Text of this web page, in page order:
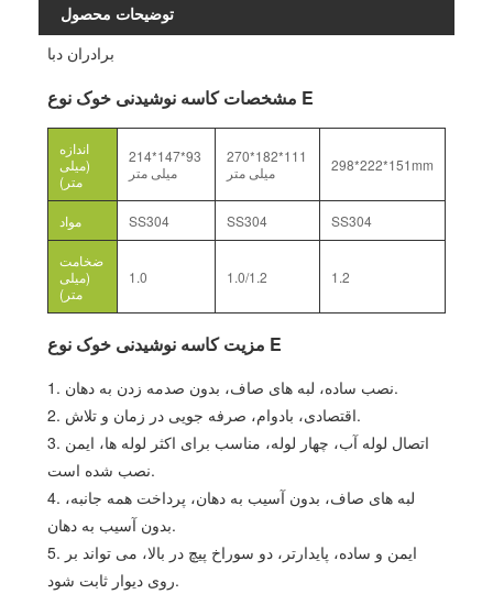
توضیحات محصول
برادران دبا
مشخصات کاسه نوشیدنی خوک نوع E
اندازه
(میلی
متر)
214*147*93
میلی متر
270*182*111
میلی متر
298*222*151mm
مواد SS304 SS304 SS304
ضخامت
(میلی
متر)
1.0 1.0/1.2 1.2
مزیت کاسه نوشیدنی خوک نوع E
1. نصب ساده، لبه های صاف، بدون صدمه زدن به دهان.
2. اقتصادی، بادوام، صرفه جویی در زمان و تلاش.
3. اتصال لوله آب، چهار لوله، مناسب برای اکثر لوله ها، ایمن
نصب شده است.
4. لبه های صاف، بدون آسیب به دهان، پرداخت همه جانبه،
بدون آسیب به دهان.
5. ایمن و ساده، پایدارتر، دو سوراخ پیچ در بالا، می تواند بر
روی دیوار ثابت شود.